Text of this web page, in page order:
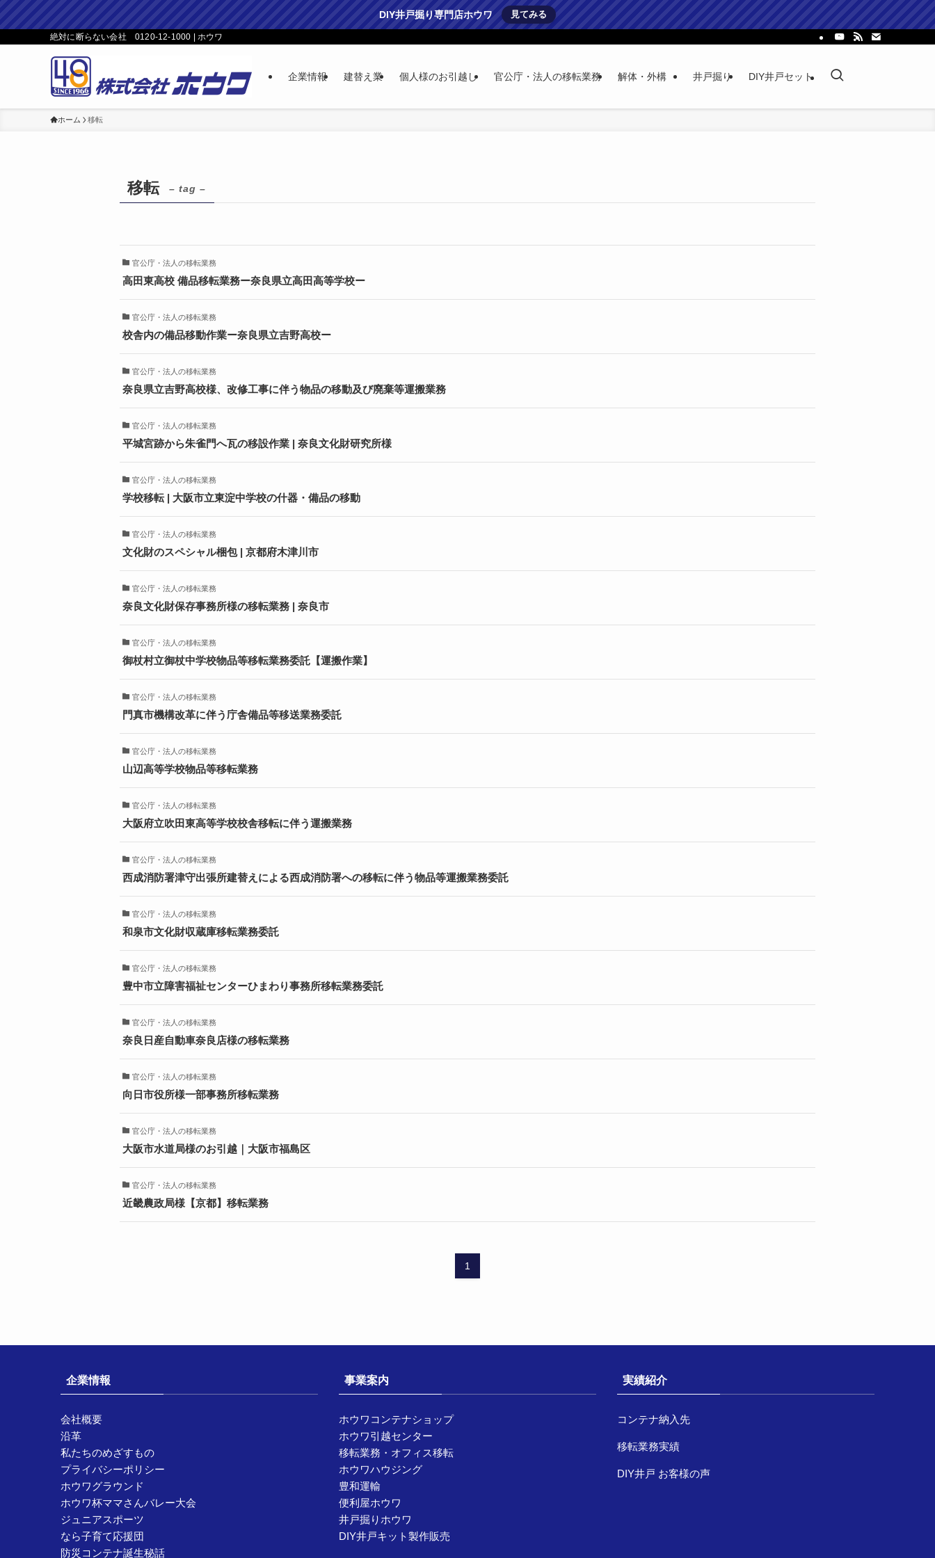
DIY井戸掘り専門店ホウワ 見てみる
絶対に断らない会社 0120-12-1000 | ホウワ
企業情報 建替え業 個人様のお引越し 官公庁・法人の移転業務 解体・外構 井戸掘り DIY井戸セット
ホーム 移転
移転 – tag –
官公庁・法人の移転業務
高田東高校 備品移転業務ー奈良県立高田高等学校ー
官公庁・法人の移転業務
校舎内の備品移動作業ー奈良県立吉野高校ー
官公庁・法人の移転業務
奈良県立吉野高校様、改修工事に伴う物品の移動及び廃棄等運搬業務
官公庁・法人の移転業務
平城宮跡から朱雀門へ瓦の移設作業 | 奈良文化財研究所様
官公庁・法人の移転業務
学校移転 | 大阪市立東淀中学校の什器・備品の移動
官公庁・法人の移転業務
文化財のスペシャル梱包 | 京都府木津川市
官公庁・法人の移転業務
奈良文化財保存事務所様の移転業務 | 奈良市
官公庁・法人の移転業務
御杖村立御杖中学校物品等移転業務委託【運搬作業】
官公庁・法人の移転業務
門真市機構改革に伴う庁舎備品等移送業務委託
官公庁・法人の移転業務
山辺高等学校物品等移転業務
官公庁・法人の移転業務
大阪府立吹田東高等学校校舎移転に伴う運搬業務
官公庁・法人の移転業務
西成消防署津守出張所建替えによる西成消防署への移転に伴う物品等運搬業務委託
官公庁・法人の移転業務
和泉市文化財収蔵庫移転業務委託
官公庁・法人の移転業務
豊中市立障害福祉センターひまわり事務所移転業務委託
官公庁・法人の移転業務
奈良日産自動車奈良店様の移転業務
官公庁・法人の移転業務
向日市役所様一部事務所移転業務
官公庁・法人の移転業務
大阪市水道局様のお引越｜大阪市福島区
官公庁・法人の移転業務
近畿農政局様【京都】移転業務
1
企業情報
会社概要
沿革
私たちのめざすもの
プライバシーポリシー
ホウワグラウンド
ホウワ杯ママさんバレー大会
ジュニアスポーツ
なら子育て応援団
防災コンテナ誕生秘話
事業案内
ホウワコンテナショップ
ホウワ引越センター
移転業務・オフィス移転
ホウワハウジング
豊和運輸
便利屋ホウワ
井戸掘りホウワ
DIY井戸キット製作販売
実績紹介
コンテナ納入先
移転業務実績
DIY井戸 お客様の声